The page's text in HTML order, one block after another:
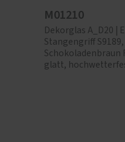
M01210
Dekorglas A_D20 |
Stangengriff S9189,
Schokoladenbraun
glatt,